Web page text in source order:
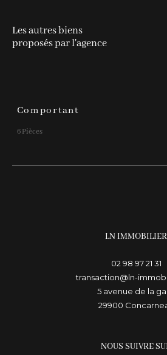
Les autres biens
proposés par l'agence
Comportant
6 Pièces
LN IMMOBILIER
02 98 97 21 31
transaction@ln-
5 avenue de la
29900
NOUS SUIVRE